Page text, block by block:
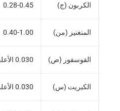
الكربون (ج) 0.28-0.45
المنغنيز (من) 0.40-1.00
الفوسفور (ص) 0.030 الأعلى
الكبريت (س) 0.030 الأعلى